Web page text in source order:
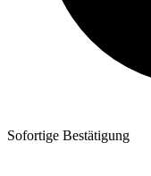
Sofortige Bestätigung